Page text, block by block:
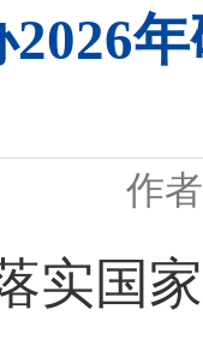
作
实国